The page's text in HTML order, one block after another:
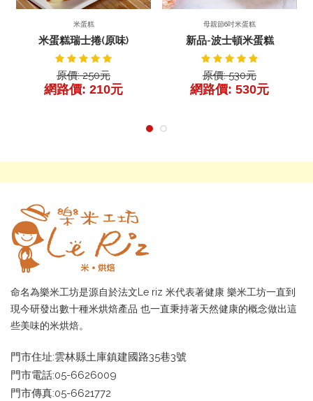
產品詳細
米蛋糕
米蛋糕瑞士捲(原味)
原價: 250元
網路價: 210元
產品詳細
母親節6吋米蛋糕
新品-波士頓米蛋糕
原價: 530元
網路價: 530元
命名為樂米工坊是源自於法文Le riz 米代表著健康 樂米工坊一直到
現今研發出數十種米烘焙產品 也一直秉持著天然健康的概念做出這
些美味的米烘焙。
門市住址:雲林縣土庫鎮建國路35巷3號
門市電話:05-6626009
門市傳真:05-6621772